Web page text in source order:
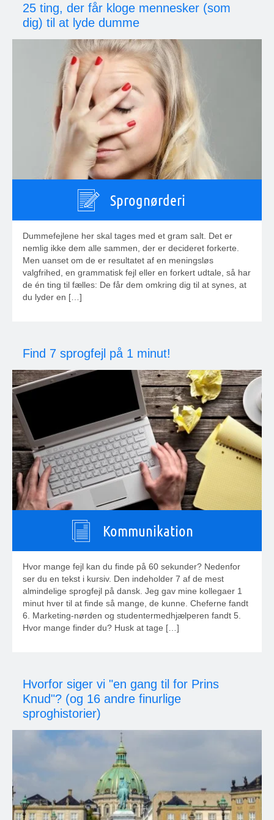
25 ting, der får kloge mennesker (som
dig) til at lyde dumme
Sprognørderi
Dummefejlene her skal tages med et gram salt. Det er
nemlig ikke dem alle sammen, der er decideret forkerte.
Men uanset om de er resultatet af en meningsløs
valgfrihed, en grammatisk fejl eller en forkert udtale, så har
de én ting til fælles: De får dem omkring dig til at synes, at
du lyder en […]
Find 7 sprogfejl på 1 minut!
Kommunikation
Hvor mange fejl kan du finde på 60 sekunder? Nedenfor
ser du en tekst i kursiv. Den indeholder 7 af de mest
almindelige sprogfejl på dansk. Jeg gav mine kollegaer 1
minut hver til at finde så mange, de kunne. Cheferne fandt
6. Marketing-nørden og studentermedhjælperen fandt 5.
Hvor mange finder du? Husk at tage […]
Hvorfor siger vi "en gang til for Prins
Knud"? (og 16 andre finurlige
sproghistorier)